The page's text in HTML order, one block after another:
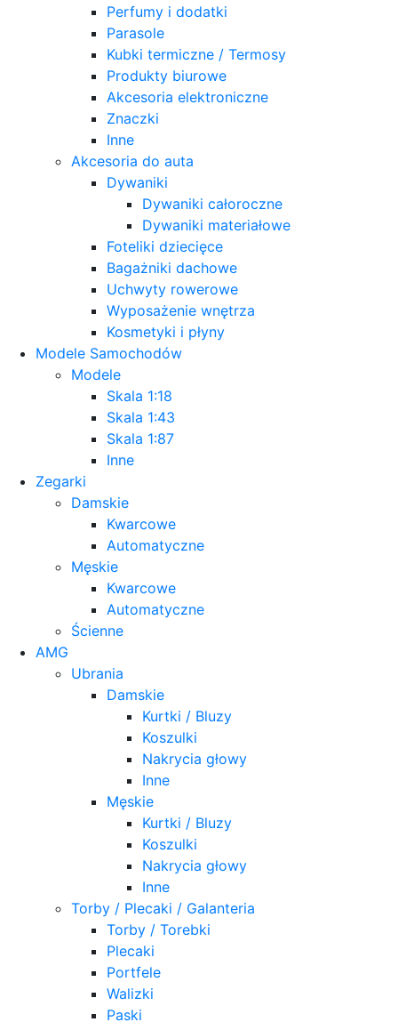
Perfumy i dodatki
Parasole
Kubki termiczne / Termosy
Produkty biurowe
Akcesoria elektroniczne
Znaczki
Inne
Akcesoria do auta
Dywaniki
Dywaniki całoroczne
Dywaniki materiałowe
Foteliki dziecięce
Bagażniki dachowe
Uchwyty rowerowe
Wyposażenie wnętrza
Kosmetyki i płyny
Modele Samochodów
Modele
Skala 1:18
Skala 1:43
Skala 1:87
Inne
Zegarki
Damskie
Kwarcowe
Automatyczne
Męskie
Kwarcowe
Automatyczne
Ścienne
AMG
Ubrania
Damskie
Kurtki / Bluzy
Koszulki
Nakrycia głowy
Inne
Męskie
Kurtki / Bluzy
Koszulki
Nakrycia głowy
Inne
Torby / Plecaki / Galanteria
Torby / Torebki
Plecaki
Portfele
Walizki
Paski